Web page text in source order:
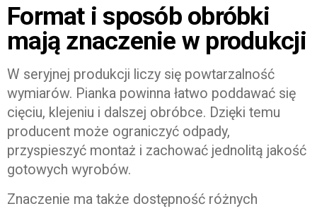
Format i sposób obróbki
mają znaczenie w produkcji
W seryjnej produkcji liczy się powtarzalność
wymiarów. Pianka powinna łatwo poddawać się
cięciu, klejeniu i dalszej obróbce. Dzięki temu
producent może ograniczyć odpady,
przyspieszyć montaż i zachować jednolitą jakość
gotowych wyrobów.
Znaczenie ma także dostępność różnych